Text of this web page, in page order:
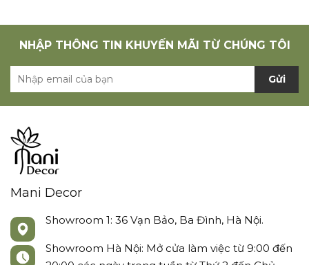
NHẬP THÔNG TIN KHUYẾN MÃI TỪ CHÚNG TÔI
Gửi
Mani Decor
Showroom 1: 36 Vạn Bảo, Ba Đình, Hà Nội.
Showroom Hà Nội: Mở cửa làm việc từ 9:00 đến